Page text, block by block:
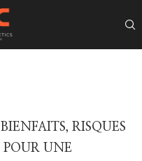
RISQUES
POUR UNE